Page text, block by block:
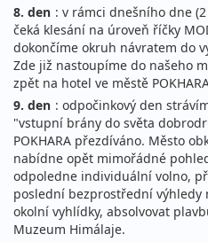
8. den : v rámci dnešního dne
čeká klesání na úroveň říčky
dokončíme okruh návratem do
Zde již nastoupíme do našeho
zpět na hotel ve městě
9. den : odpočinkový den
"vstupní brány do světa
POKHARA přezdíváno. Město
nabídne opět mimořádné
odpoledne individuální volno,
poslední bezprostřední výhledy
okolní vyhlídky, absolvovat
Muzeum Himálaje.